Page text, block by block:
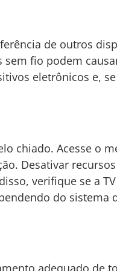
de outros
fio podem
eletrônicos e,
chiado. Acesse o
Desativar
verifique se a
do sistema
adequado de